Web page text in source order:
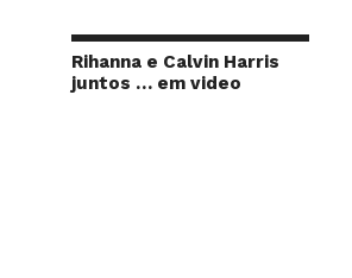
Rihanna e Calvin Harris
juntos … em video